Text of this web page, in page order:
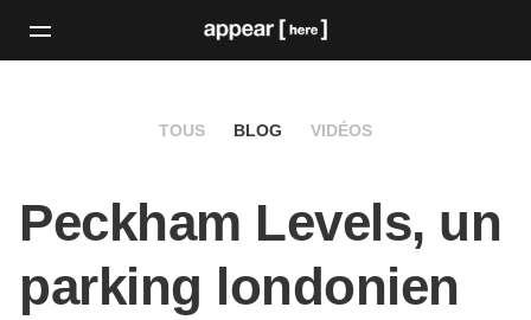
TOUS BLOG VIDÉOS
Peckham Levels, un
parking londonien